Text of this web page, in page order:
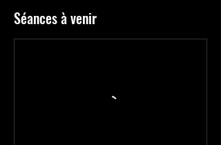
Séances à venir